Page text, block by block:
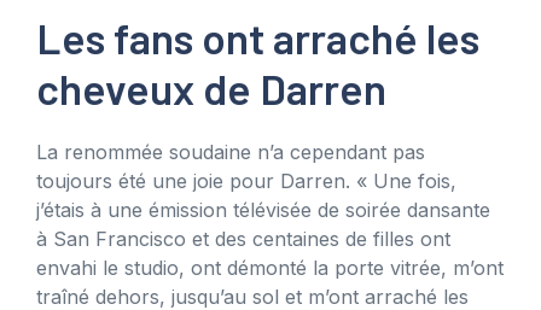
Les fans ont arraché les
cheveux de Darren
La renommée soudaine n’a cependant pas
toujours été une joie pour Darren. « Une fois,
j’étais à une émission télévisée de soirée dansante
à San Francisco et des centaines de filles ont
envahi le studio, ont démonté la porte vitrée, m’ont
traîné dehors, jusqu’au sol et m’ont arraché les